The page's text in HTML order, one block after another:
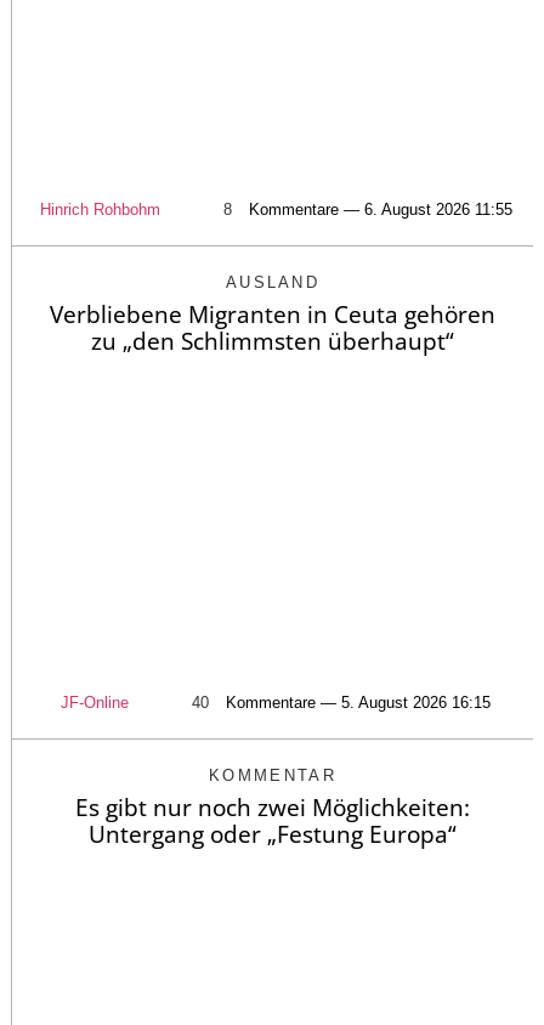
Hinrich Rohbohm 8 Kommentare — 6. August 2026 11:55
AUSLAND
Verbliebene Migranten in Ceuta gehören
zu „den Schlimmsten überhaupt“
JF-Online 40 Kommentare — 5. August 2026 16:15
KOMMENTAR
Es gibt nur noch zwei Möglichkeiten:
Untergang oder „Festung Europa“